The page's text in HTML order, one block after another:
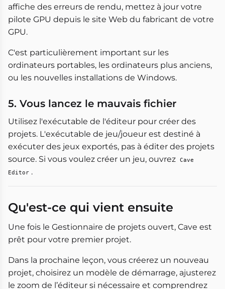
affiche des erreurs de rendu, mettez à jour votre
pilote GPU depuis le site Web du fabricant de votre
GPU.
C'est particulièrement important sur les
ordinateurs portables, les ordinateurs plus anciens,
ou les nouvelles installations de Windows.
5. Vous lancez le mauvais fichier
Utilisez l'exécutable de l'éditeur pour créer des
projets. L'exécutable de jeu/joueur est destiné à
exécuter des jeux exportés, pas à éditer des projets
source. Si vous voulez créer un jeu, ouvrez Cave
Editor .
Qu'est-ce qui vient ensuite
Une fois le Gestionnaire de projets ouvert, Cave est
prêt pour votre premier projet.
Dans la prochaine leçon, vous créerez un nouveau
projet, choisirez un modèle de démarrage, ajusterez
le zoom de l’éditeur si nécessaire et comprendrez